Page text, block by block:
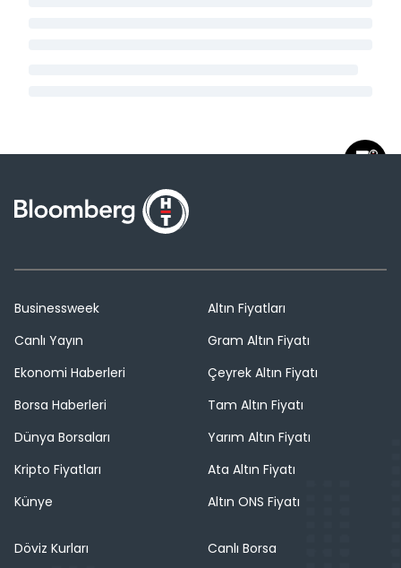
Businessweek
Canlı Yayın
Ekonomi Haberleri
Borsa Haberleri
Dünya Borsaları
Kripto Fiyatları
Künye
Altın Fiyatları
Gram Altın Fiyatı
Çeyrek Altın Fiyatı
Tam Altın Fiyatı
Yarım Altın Fiyatı
Ata Altın Fiyatı
Altın ONS Fiyatı
Döviz Kurları
Canlı Borsa